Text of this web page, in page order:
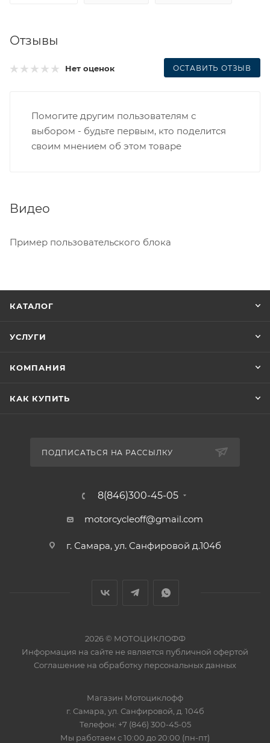
Отзывы
Нет оценок ОСТАВИТЬ ОТЗЫВ
Помогите другим пользователям с
выбором - будьте первым, кто поделится
своим мнением об этом товаре
Видео
Пример пользовательского блока
КАТАЛОГ
УСЛУГИ
КОМПАНИЯ
КАК КУПИТЬ
ПОДПИСАТЬСЯ НА РАССЫЛКУ
8(846)300-45-05
motorcycleoff@gmail.com
г. Самара, ул. Санфировой д.104б
2026 © МОТОЦИКЛОФФ
Информация на сайте не является публичной офертой
Соглашение на обработку персональных данных
Магазин Мотоциклофф
г. Самара ул. Санфировой, д. 104б
Телефон: +7 (846) 300-45-05
Мы работаем с 10:00 до 20:00 (пн-пт)